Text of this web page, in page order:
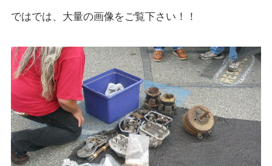
ではでは、大量の画像をご覧下さい！！